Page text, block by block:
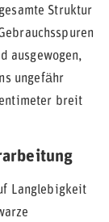
Struktur
ausgewogen,
ungefähr
breit
Langlebigkeit